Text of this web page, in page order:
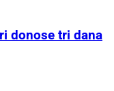
donose tri dana